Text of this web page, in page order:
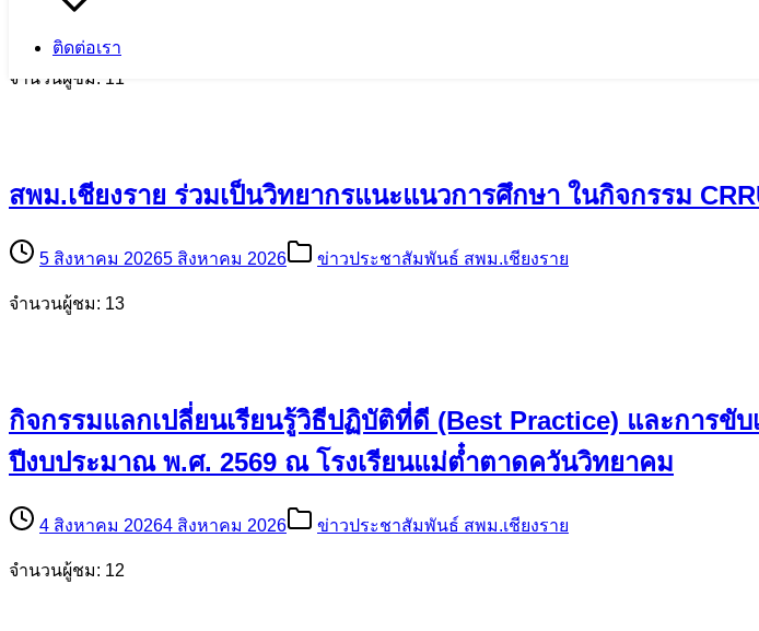
ติดต่อเรา
จำนวนผู้ชม: 11
สพม.เชียงราย ร่วมเป็นวิทยากรแนะแนวการศึกษา ในกิจกรรม
5 สิงหาคม 20265 สิงหาคม 2026 ข่าวประชาสัมพันธ์ สพม.เชียงราย
จำนวนผู้ชม: 13
กิจกรรมแลกเปลี่ยนเรียนรู้วิธีปฏิบัติที่ดี (Best Practice) และการขั
ปีงบประมาณ พ.ศ. 2569 ณ โรงเรียนแม่ต๋ำตาดควันวิทยาคม
4 สิงหาคม 20264 สิงหาคม 2026 ข่าวประชาสัมพันธ์ สพม.เชียงราย
จำนวนผู้ชม: 12